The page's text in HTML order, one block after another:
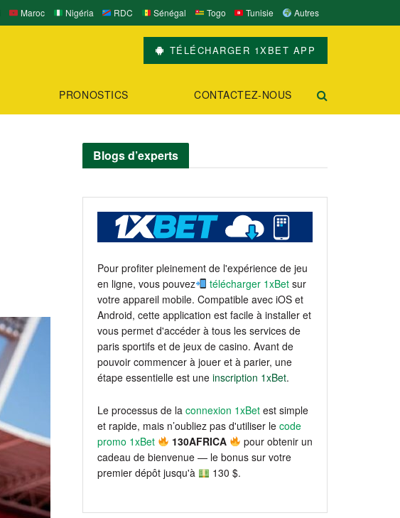
Maroc Nigéria RDC Sénégal Togo Tunisie Autres
TÉLÉCHARGER 1XBET APP
PRONOSTICS CONTACTEZ-NOUS
Blogs d’experts
Pour profiter pleinement de l'expérience de jeu
en ligne, vous pouvez
télécharger 1xBet sur
votre appareil mobile. Compatible avec iOS et
Android, cette application est facile à installer et
vous permet d'accéder à tous les services de
paris sportifs et de jeux de casino. Avant de
pouvoir commencer à jouer et à parier, une
étape essentielle est une inscription 1xBet.
Le processus de la connexion 1xBet est simple
et rapide, mais n’oubliez pas d'utiliser le code
promo 1xBet
130AFRICA
pour obtenir un
cadeau de bienvenue — le bonus sur votre
premier dépôt jusqu'à
130 $.